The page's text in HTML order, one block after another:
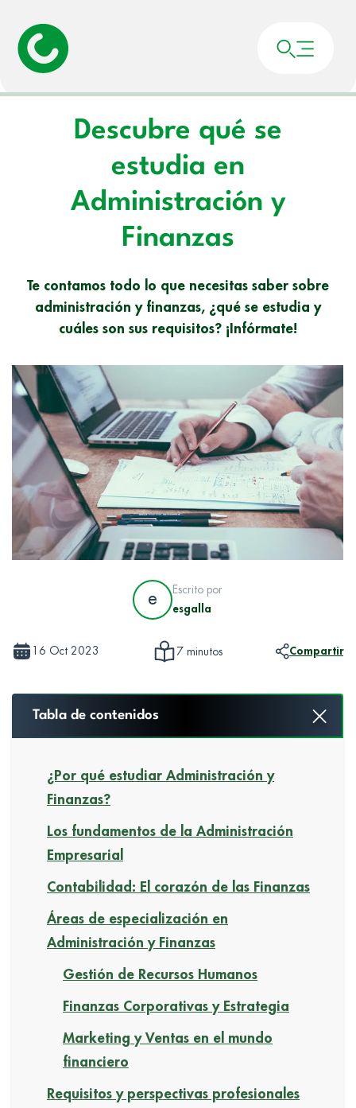
Portada»
Descubre qué se
estudia en
Administración y
Finanzas
Te contamos todo lo que necesitas saber sobre
administración y finanzas, ¿qué se estudia y
cuáles son sus requisitos? ¡Infórmate!
e
Escrito por
esgalla
16 Oct 2023 7 minutos Compartir
Tabla de contenidos
¿Por qué estudiar Administración y
Finanzas?
Los fundamentos de la Administración
Empresarial
Contabilidad: El corazón de las Finanzas
Áreas de especialización en
Administración y Finanzas
Gestión de Recursos Humanos
Finanzas Corporativas y Estrategia
Marketing y Ventas en el mundo
financiero
Requisitos y perspectivas profesionales